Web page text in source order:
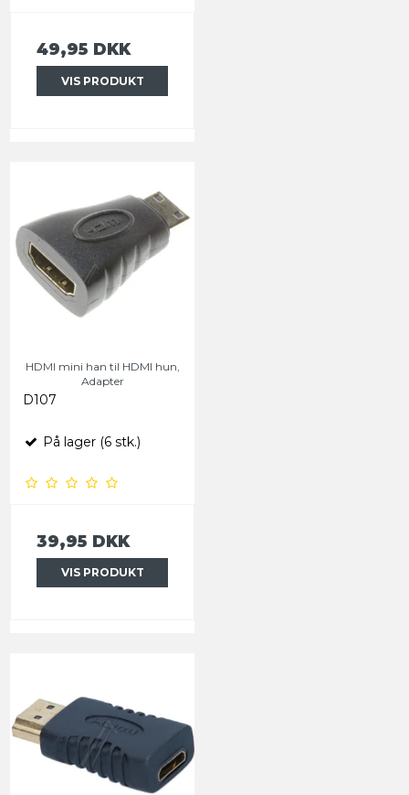
49,95 DKK
VIS PRODUKT
HDMI mini han til HDMI hun,
Adapter
D107
På lager (6 stk.)
39,95 DKK
VIS PRODUKT